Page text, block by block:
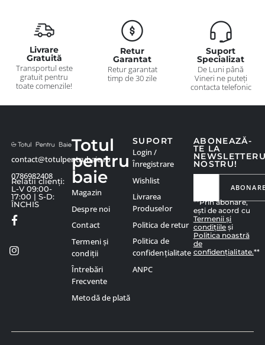
Livrare
Gratuită
Transportul este
gratuit pentru
toate comenzile!
Retur
Garantat
Retur garantat
timp de 30 zile
Suport
Specializat
De Luni până
Vineri ne puteți
contacta telefonic
contact@totulpentrubaie.ro
0786982408
Relatii clienți:
L-V 09:00-
17:00 | S-D:
ÎNCHIS
ABONEAZĂ-
TE LA
NOSTRU!
**Prin abonare,
ești de acord cu
Termenii și
condițiile și
Politica noastră
de
confidențialitate.**
Totul
pentru
baie
Magazin
Despre noi
Contact
Termeni și
condiții
Întrebări
Frecvente
Metodă de plată
SUPORT
Login /
Înregistrare
Wishlist
Livrarea
Produselor
Politica de retur
Politica de
confidențialitate
ANPC